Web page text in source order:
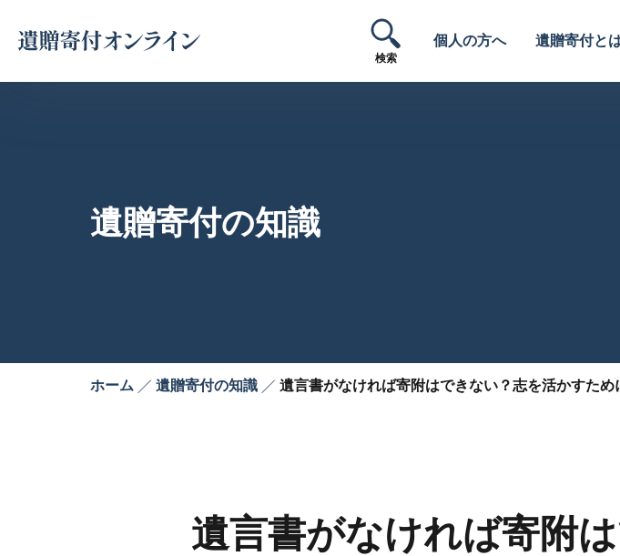
検索
個人の方へ 遺贈寄付と
遺贈寄付の知識
ホーム 遺贈寄付の知識 遺言書がなければ寄附はできない？志を活かすた
遺言書がなければ寄附
ー
ン